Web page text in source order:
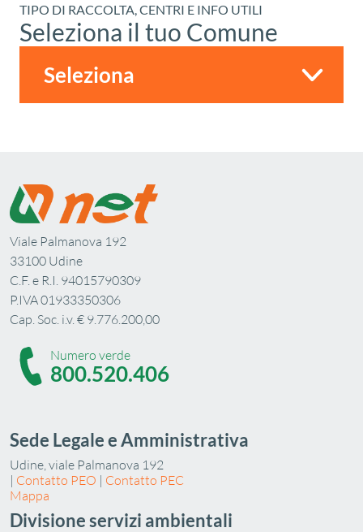
TIPO DI RACCOLTA, CENTRI E INFO UTILI
Seleziona il tuo Comune
Viale Palmanova 192
33100 Udine
C.F. e R.I. 94015790309
P.IVA 01933350306
Cap. Soc. i.v. € 9.776.200,00
Numero verde
800.520.406
Sede Legale e Amministrativa
Udine, viale Palmanova 192
| Contatto PEO | Contatto PEC
Mappa
Divisione servizi ambientali